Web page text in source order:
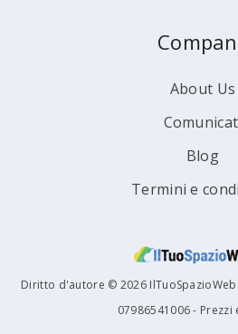
About Us
Blog
Termini e
Diritto d'autore © 2026
07986541006 - Prezzi